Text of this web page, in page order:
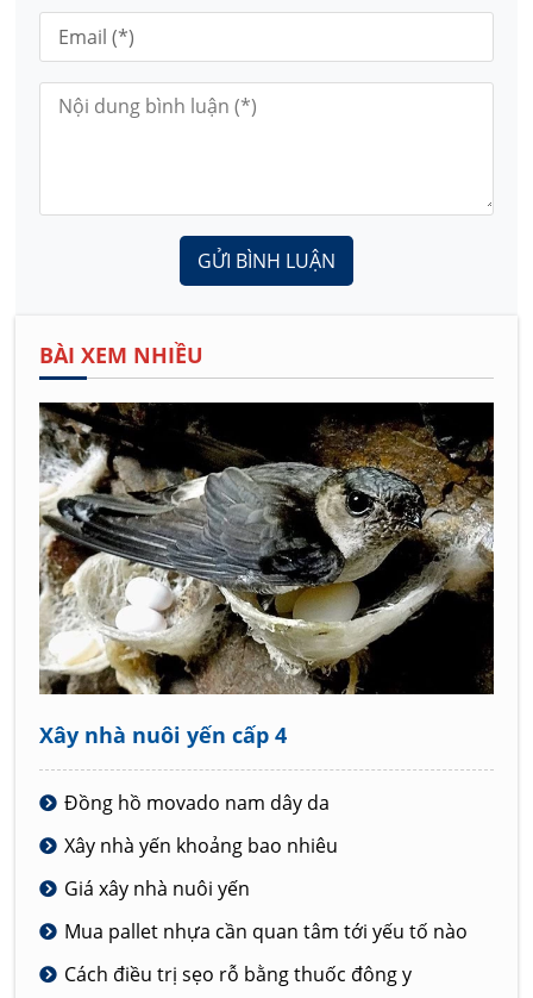
GỬI BÌNH LUẬN
BÀI XEM NHIỀU
Xây nhà nuôi yến cấp 4
Đồng hồ movado nam dây da
Xây nhà yến khoảng bao nhiêu
Giá xây nhà nuôi yến
Mua pallet nhựa cần quan tâm tới yếu tố nào
Cách điều trị sẹo rỗ bằng thuốc đông y